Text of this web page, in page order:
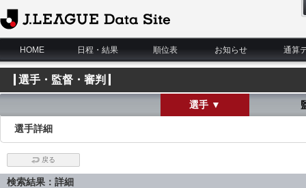
J.League Data Site
HOME
日程・結果 順位表 お知らせ 通算
選手・監督・審判
選手 ▼
選手詳細
戻る
検索結果：詳細